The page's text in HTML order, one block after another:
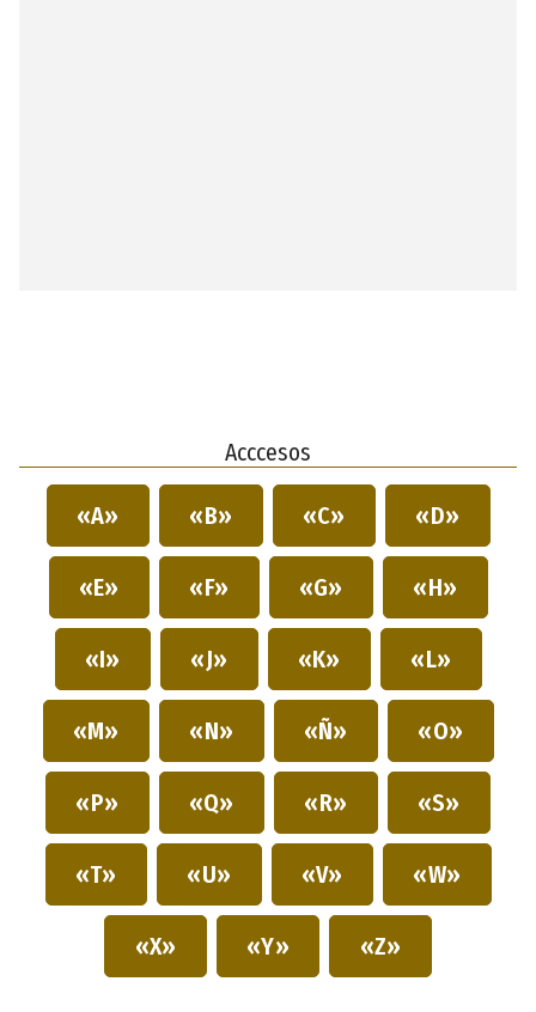
Acccesos
«A» «B» «C» «D»
«E» «F» «G» «H»
«I» «J» «K» «L»
«M» «N» «Ñ» «O»
«P» «Q» «R» «S»
«T» «U» «V» «W»
«X» «Y» «Z»